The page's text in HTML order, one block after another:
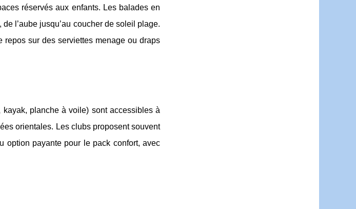
réservés aux enfants. Les balades en
l’aube jusqu’au coucher de soleil plage.
sur des serviettes menage ou draps
planche à voile) sont accessibles à
orientales. Les clubs proposent souvent
option payante pour le pack confort, avec